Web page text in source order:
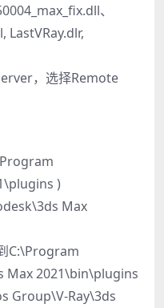
、
LastVRay.dlr,
，选择Remote
)
Max
C:\Program
Max 2021\bin\plugins
Group\V-Ray\3ds